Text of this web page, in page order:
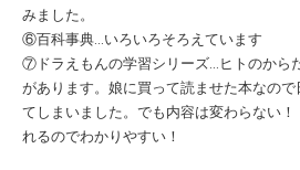
みました。
⑥百科事典…いろいろそろえています
⑦ドラえもんの学習シリーズ…ヒトのから
があります。娘に買って読ませた本なの
てしまいました。でも内容は変わらない
れるのでわかりやすい！